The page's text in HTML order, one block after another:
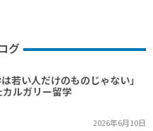
グ
若い人だけのものじゃない」
ルガリー留学
2026年6月10日